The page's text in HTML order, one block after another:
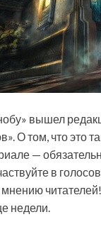
вышел
О том, что это
—
в
мнению
недели.